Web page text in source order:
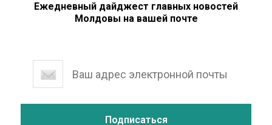
Ежедневный дайджест главных новостей
Молдовы на вашей почте